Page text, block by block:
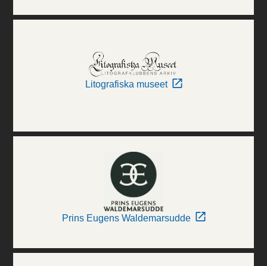
Litografiska museet
Prins Eugens Waldemarsudde